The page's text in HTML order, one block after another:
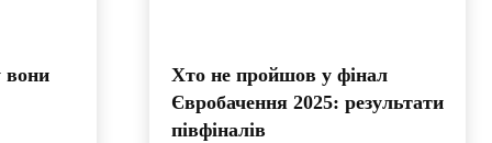
вони
Хто не пройшов у фінал
Євробачення 2025: результати
півфіналів